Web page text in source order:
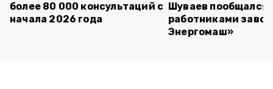
более 80 000 консультаций с
начала 2026 года
Шуваев пообщался
работниками
Энергомаш»